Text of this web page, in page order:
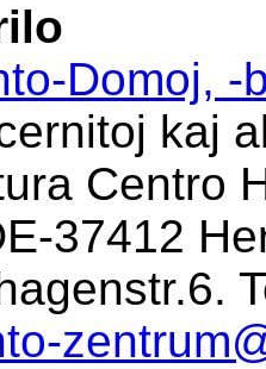
Domoj, -
kaj
Centro
37412